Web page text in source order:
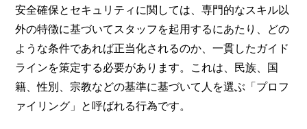
安全確保とセキュリティに関しては、専門的なスキル以
外の特徴に基づいてスタッフを起用するにあたり、どの
ような条件であれば正当化されるのか、一貫したガイド
ラインを策定する必要があります。これは、民族、国
籍、性別、宗教などの基準に基づいて人を選ぶ「プロフ
ァイリング」と呼ばれる行為です。